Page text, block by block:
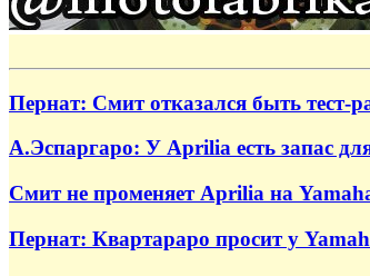
Пернат: Смит отказался быть тест-
А.Эспаргаро: У Aprilia есть запас
Смит не променяет Aprilia на
Пернат: Квартараро просит у